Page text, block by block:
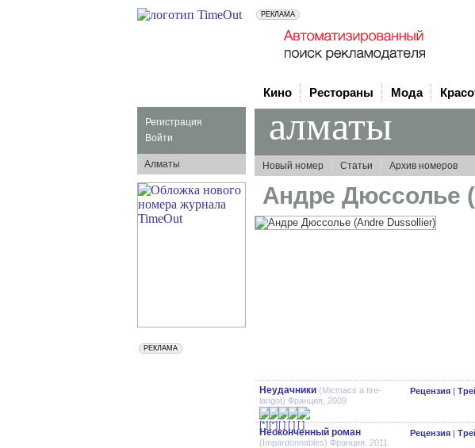
Регистрация
Войти
Алматы
Кино Рестораны Мода
алматы
Новый номер Статьи Архив номеров
Андре Дюссолье
Неудачники (Micmacs a tire-
larigot) Франция, 2009
Рецензия|
Неоконченный роман
(Impardonnables) Франция, 2011
Рецензия|